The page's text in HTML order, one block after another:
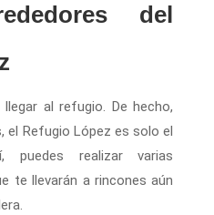
del
al refugio. De hecho,
el Refugio López es solo el
puedes realizar varias
te llevarán a rincones aún